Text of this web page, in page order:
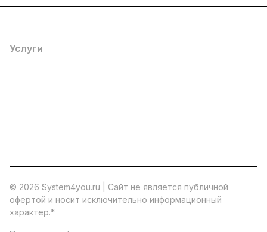
Услуги
© 2026 System4you.ru | Cайт не является публичной
офертой и носит исключительно информационный
характер.*